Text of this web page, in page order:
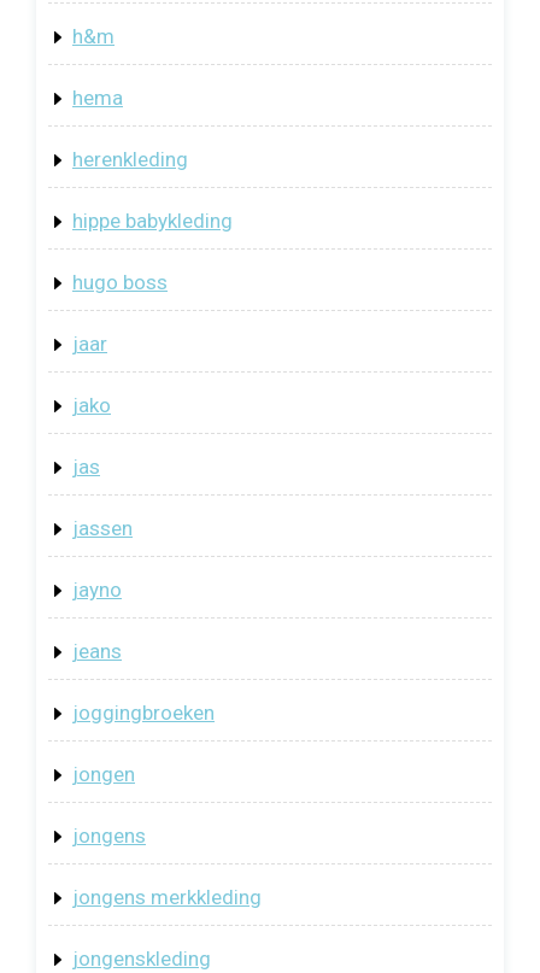
h&m
hema
herenkleding
hippe babykleding
hugo boss
jaar
jako
jas
jassen
jayno
jeans
joggingbroeken
jongen
jongens
jongens merkkleding
jongenskleding